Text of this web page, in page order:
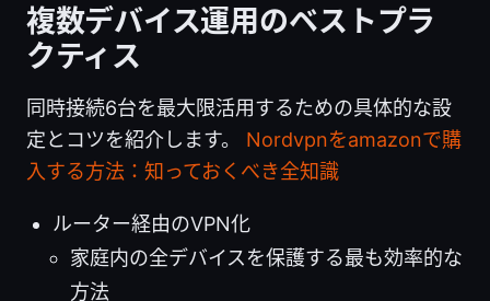
複数デバイス運用のベストプラ
クティス
同時接続6台を最大限活用するための具体的な設
定とコツを紹介します。 Nordvpnをamazonで購
入する方法：知っておくべき全知識
ルーター経由のVPN化
家庭内の全デバイスを保護する最も効率的な
方法